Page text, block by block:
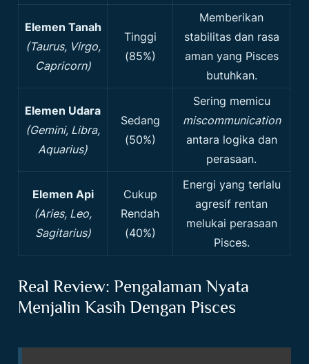
Elemen Tanah
(Taurus, Virgo,
Capricorn)
Tinggi
(85%)
Memberikan
stabilitas dan rasa
aman yang Pisces
butuhkan.
Elemen Udara
(Gemini, Libra,
Aquarius)
Sedang
(50%)
Sering memicu
miscommunication
antara logika dan
perasaan.
Elemen Api
(Aries, Leo,
Sagitarius)
Cukup
Rendah
(40%)
Energi yang terlalu
agresif rentan
melukai perasaan
Pisces.
Real Review: Pengalaman Nyata
Menjalin Kasih Dengan Pisces